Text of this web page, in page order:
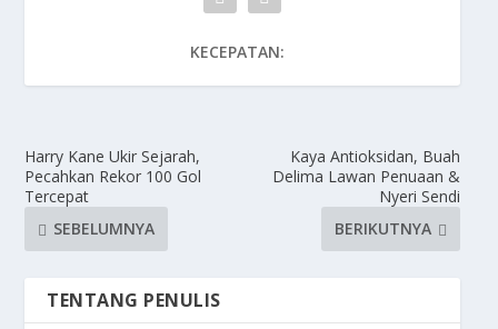
KECEPATAN:
Harry Kane Ukir Sejarah,
Pecahkan Rekor 100 Gol
Tercepat
SEBELUMNYA
Kaya Antioksidan, Buah
Delima Lawan Penuaan &
Nyeri Sendi
BERIKUTNYA
TENTANG PENULIS